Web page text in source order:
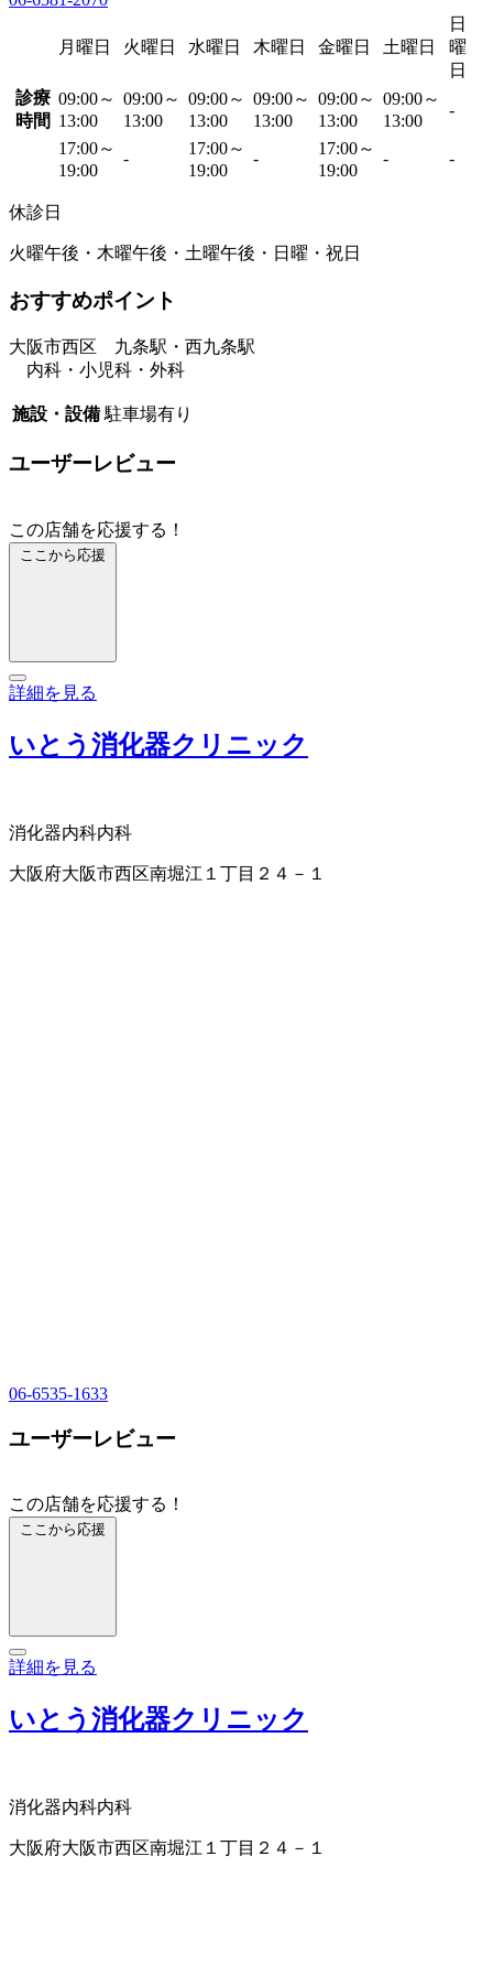
月曜日 火曜日 水曜日 木曜日 金曜日 土曜日
日
曜
日
診療
時間
09:00～
13:00
09:00～
13:00
09:00～
13:00
09:00～
13:00
09:00～
13:00
09:00～
13:00
-
17:00～
19:00
-
17:00～
19:00
-
17:00～
19:00
- -
休診日
火曜午後・木曜午後・土曜午後・日曜・祝日
おすすめポイント
大阪市西区 九条駅・西九条駅
内科・小児科・外科
施設・設備 駐車場有り
ユーザーレビュー
この店舗を応援する！
ここから応援
詳細を見る
いとう消化器クリニック
消化器内科内科
大阪府大阪市西区南堀江１丁目２４－１
06-6535-1633
ユーザーレビュー
この店舗を応援する！
ここから応援
詳細を見る
いとう消化器クリニック
消化器内科内科
大阪府大阪市西区南堀江１丁目２４－１